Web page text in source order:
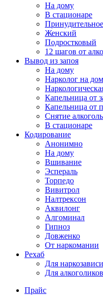
На дому
В стационаре
Женский
Подростковый
12 шагов от
Вывод из запоя
На дому
Нарколог на дом
Капельница от
Капельница от
Снятие
В стационаре
Кодирование
Анонимно
На дому
Вшивание
Эспераль
Торпедо
Вивитрол
Налтрексон
Аквилонг
Алгоминал
Гипноз
Довженко
От наркомании
Рехаб
Для
Для алкоголиков
Прайс